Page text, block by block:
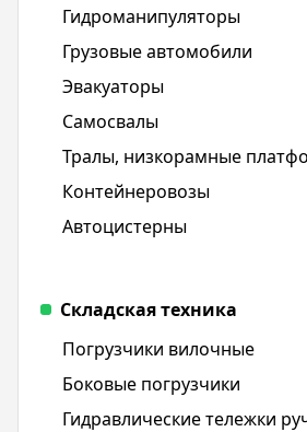
Гидроманипуляторы
Грузовые автомобили
Эвакуаторы
Самосвалы
Тралы, низкорамные
Контейнеровозы
Автоцистерны
Складская техника
Погрузчики вилочные
Боковые погрузчики
Гидравлические тележки